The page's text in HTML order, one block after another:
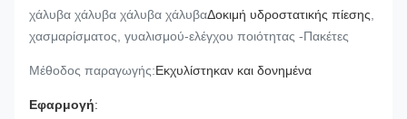
χάλυβα χάλυβα χάλυβα χάλυβαΔοκιμή υδροστατικής πίεσης
χασμαρίσματος, γυαλισμού-ελέγχου ποιότητας -Πακέτες
Μέθοδος παραγωγής:Εκχυλίστηκαν και δονημένα
Εφαρμογή: